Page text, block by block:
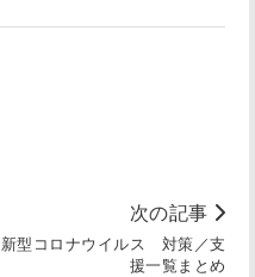
次の記事
新型コロナウイルス 対策／支
援一覧まとめ